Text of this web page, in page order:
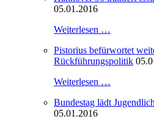
05.01.2016
Weiterlesen …
Pistorius befürwortet
Rückführungspolitik
Weiterlesen …
Bundestag lädt
05.01.2016